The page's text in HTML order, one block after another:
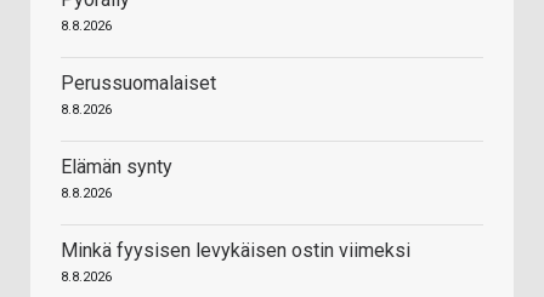
8.8.2026
Perussuomalaiset
8.8.2026
Elämän synty
8.8.2026
Minkä fyysisen levykäisen ostin viimeksi
8.8.2026